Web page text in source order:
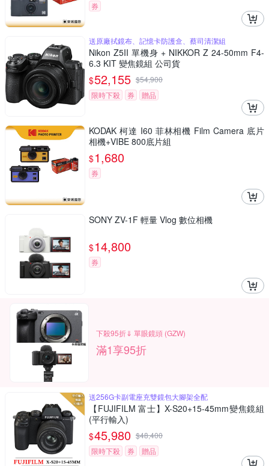
券
送原廠拭鏡布、記憶卡防護盒、蔡司清潔組
Nikon Z5II 單機身 + NIKKOR Z 24-50mm F4-
6.3 KIT 變焦鏡組 公司貨
$52,155 $54,900
限時下殺
券 贈品
KODAK 柯達 I60 菲林相機 Film Camera 底片
相機+VIBE 800底片組
$1,680
券
SONY ZV-1F 輕量 Vlog 數位相機
$14,800
券
下殺95折⇓ 單眼鏡頭 (GZW)
滿1享95折
送256G卡副電座充雙鏡包大腳架全配
【FUJIFILM 富士】X-S20+15-45mm變焦鏡組
(平行輸入)
$45,980 $48,400
限時下殺
券 贈品